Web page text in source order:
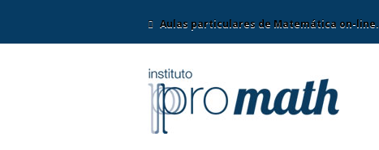
Aulas particulares de Matemática on-line.